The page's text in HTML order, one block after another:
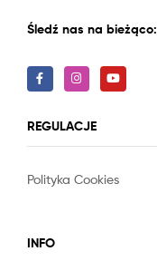
Śledź nas na bieżąco:
REGULACJE
Polityka Cookies
INFO